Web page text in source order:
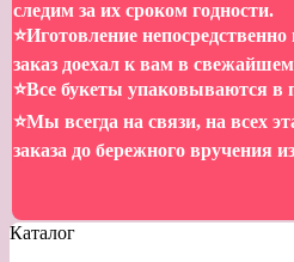
следим за их сроком годности.
⭐️Иготовление
заказ доехал к вам в
⭐️Все букеты упаковываются в
⭐️Мы всегда на связи, на всех
заказа до бережного вручения
Каталог